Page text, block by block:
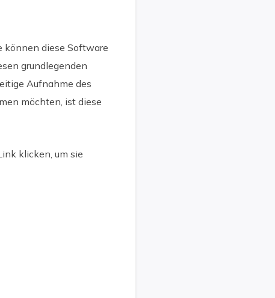
können diese Software
grundlegenden
Aufnahme des
möchten, ist diese
klicken, um sie